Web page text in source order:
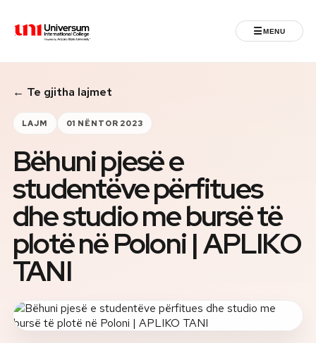
Universum University ☰MENU
MENU
Ballina
Regjistrimet
Programet
Jeta Studentore
Ndërkombëtare
Fuqizuar nga ASU
← Te gjitha lajmet
LAJM 01 NËNTOR 2023
Bëhuni pjesë e
studentëve përfitues
dhe studio me bursë të
plotë në Poloni | APLIKO
TANI